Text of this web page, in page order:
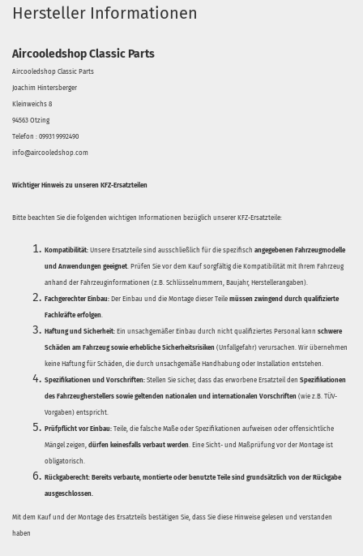
Hersteller Informationen
Aircooledshop Classic Parts
Aircooledshop Classic Parts
Joachim Hintersberger
Kleinweichs 8
94563 Otzing
Telefon : 09931 9992490
info@aircooledshop.com
Wichtiger Hinweis zu unseren KFZ-Ersatzteilen
Bitte beachten Sie die folgenden wichtigen Informationen bezüglich unserer KFZ-Ersatzteile:
Kompatibilität: Unsere Ersatzteile sind ausschließlich für die spezifisch angegebenen Fahrzeugmodelle
und Anwendungen geeignet. Prüfen Sie vor dem Kauf sorgfältig die Kompatibilität mit Ihrem Fahrzeug
anhand der Fahrzeuginformationen (z.B. Schlüsselnummern, Baujahr, Herstellerangaben).
Fachgerechter Einbau: Der Einbau und die Montage dieser Teile müssen zwingend durch qualifizierte
Fachkräfte erfolgen.
Haftung und Sicherheit: Ein unsachgemäßer Einbau durch nicht qualifiziertes Personal kann schwere
Schäden am Fahrzeug sowie erhebliche Sicherheitsrisiken (Unfallgefahr) verursachen. Wir übernehmen
keine Haftung für Schäden, die durch unsachgemäße Handhabung oder Installation entstehen.
Spezifikationen und Vorschriften: Stellen Sie sicher, dass das erworbene Ersatzteil den Spezifikationen
des Fahrzeugherstellers sowie geltenden nationalen und internationalen Vorschriften (wie z.B. TÜV-
Vorgaben) entspricht.
Prüfpflicht vor Einbau: Teile, die falsche Maße oder Spezifikationen aufweisen oder offensichtliche
Mängel zeigen, dürfen keinesfalls verbaut werden. Eine Sicht- und Maßprüfung vor der Montage ist
obligatorisch.
Rückgaberecht: Bereits verbaute, montierte oder benutzte Teile sind grundsätzlich von der Rückgabe
ausgeschlossen.
Mit dem Kauf und der Montage des Ersatzteils bestätigen Sie, dass Sie diese Hinweise gelesen und verstanden
haben